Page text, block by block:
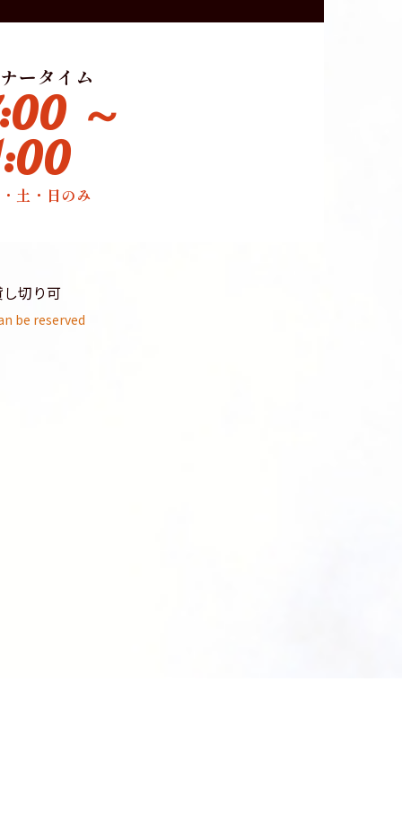
ータイム
～
土・日のみ
切り可
be reserved